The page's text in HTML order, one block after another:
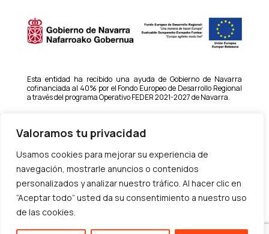
Valoramos tu privacidad
Usamos cookies para mejorar su experiencia de
navegación, mostrarle anuncios o contenidos
personalizados y analizar nuestro tráfico. Al hacer clic en
“Aceptar todo” usted da su consentimiento a nuestro uso
de las cookies.
Esta entidad ha recibido una ayuda de Gobierno de Navarra
cofinanciada al 40% por el Fondo Europeo de Desarrollo Regional
a través del programa Operativo FEDER 2021-2027 de Navarra.
Esta empresa ha recibido una ayuda para la transformación
productiva de personas autónomas y microempresas hacia la
economía verde y digital (MRR) financiado por la Unión Europea –
Next Generation EU con la colaboración del SNE-NL y dentro del
de España año 2022.